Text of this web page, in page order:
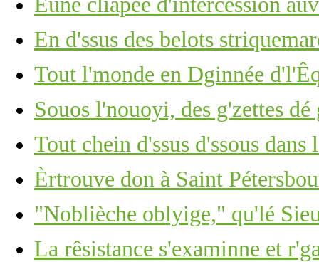
En d'ssus des belots
Tout l'monde en Dginnée
Souos l'nouoyi, des g'zettes
Tout chein d'ssus d'ssous dans
Èrtrouve don à Saint
"Noblièche oblyige," qu'lé
La rêsistance s'examinne et